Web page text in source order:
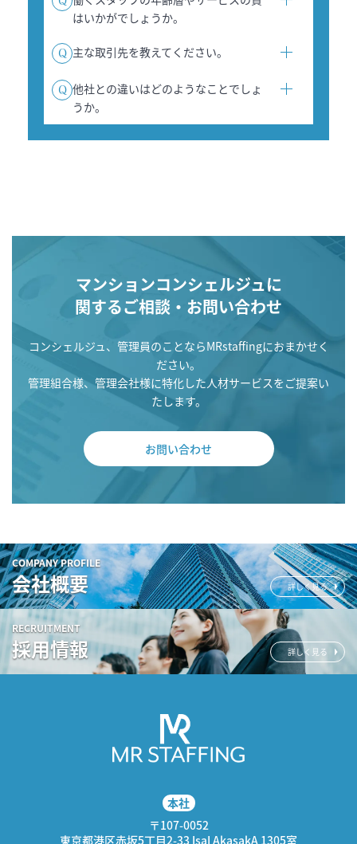
はいかがでしょうか。
Q 主な取引先を教えてください。
Q 他社との違いはどのようなことでしょ
うか。
マンションコンシェルジュに
関するご相談・お問い合わせ
コンシェルジュ、管理員のことならMRstaffingにおまかせく
ださい。
管理組合様、管理会社様に特化した人材サービスをご提案い
たします。
お問い合わせ
COMPANY PROFILE
会社概要 詳しく見る
RECRUITMENT
採用情報 詳しく見る
本社
〒107-0052
東京都港区赤坂5丁目2-33 IsaI AkasakA 1305室